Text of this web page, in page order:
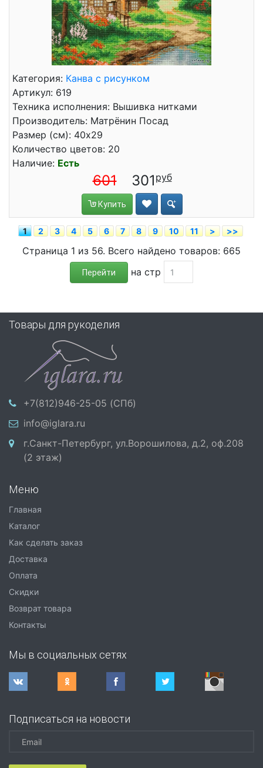
Категория: Канва с рисунком
Артикул: 619
Техника исполнения: Вышивка нитками
Производитель: Матрёнин Посад
Размер (см): 40x29
Количество цветов: 20
Наличие: Есть
601 301
Купить
1 2 3 4 5 6 7 8 9 10 11 > >>
Страница 1 из 56. Всего найдено товаров: 665
Перейти на стр
Товары для рукоделия
+7(812)946-25-05 (СПб)
info@iglara.ru
г.Санкт-Петербург, ул.Ворошилова, д.2, оф.208
(2 этаж)
Меню
Главная
Каталог
Как сделать заказ
Доставка
Оплата
Скидки
Возврат товара
Контакты
Мы в социальных сетях
Подписаться на новости